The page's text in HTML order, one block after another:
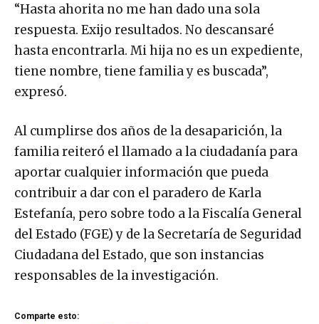
“Hasta ahorita no me han dado una sola
respuesta. Exijo resultados. No descansaré
hasta encontrarla. Mi hija no es un expediente,
tiene nombre, tiene familia y es buscada”,
expresó.
Al cumplirse dos años de la desaparición, la
familia reiteró el llamado a la ciudadanía para
aportar cualquier información que pueda
contribuir a dar con el paradero de Karla
Estefanía, pero sobre todo a la Fiscalía General
del Estado (FGE) y de la Secretaría de Seguridad
Ciudadana del Estado, que son instancias
responsables de la investigación.
Comparte esto: